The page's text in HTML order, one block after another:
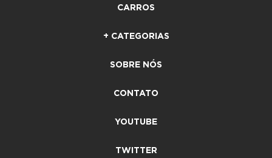
CARROS
+ CATEGORIAS
SOBRE NÓS
CONTATO
YOUTUBE
TWITTER